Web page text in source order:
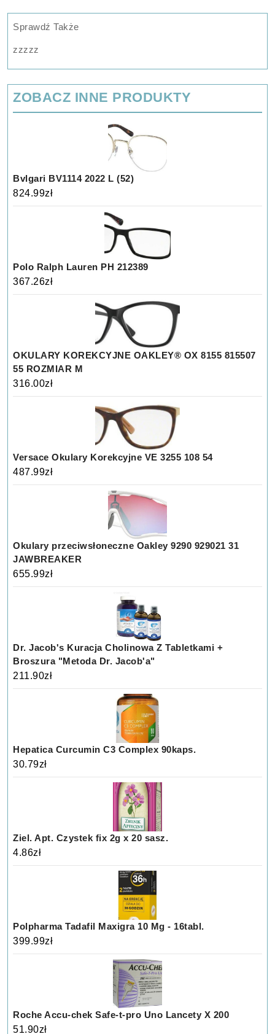
Sprawdź Także
zzzzz
ZOBACZ INNE PRODUKTY
Bvlgari BV1114 2022 L (52)
824.99zł
Polo Ralph Lauren PH 212389
367.26zł
OKULARY KOREKCYJNE OAKLEY® OX 8155 815507
55 ROZMIAR M
316.00zł
Versace Okulary Korekcyjne VE 3255 108 54
487.99zł
Okulary przeciwsłoneczne Oakley 9290 929021 31
JAWBREAKER
655.99zł
Dr. Jacob's Kuracja Cholinowa Z Tabletkami +
Broszura "Metoda Dr. Jacob'a"
211.90zł
Hepatica Curcumin C3 Complex 90kaps.
30.79zł
Ziel. Apt. Czystek fix 2g x 20 sasz.
4.86zł
Polpharma Tadafil Maxigra 10 Mg - 16tabl.
399.99zł
Roche Accu-chek Safe-t-pro Uno Lancety X 200
51.90zł